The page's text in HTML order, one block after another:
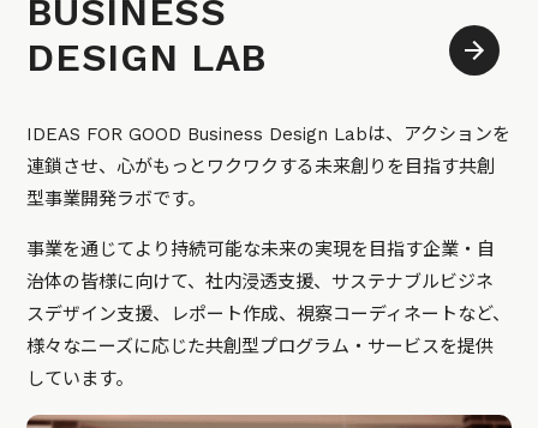
BUSINESS
DESIGN LAB
IDEAS FOR GOOD Business Design Labは、アクションを
連鎖させ、心がもっとワクワクする未来創りを目指す共創
型事業開発ラボです。
事業を通じてより持続可能な未来の実現を目指す企業・自
治体の皆様に向けて、社内浸透支援、サステナブルビジネ
スデザイン支援、レポート作成、視察コーディネートなど、
様々なニーズに応じた共創型プログラム・サービスを提供
しています。